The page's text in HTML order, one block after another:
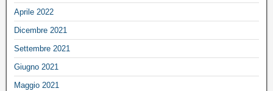
Aprile 2022
Dicembre 2021
Settembre 2021
Giugno 2021
Maggio 2021